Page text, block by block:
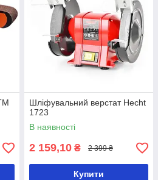
Шліфувальний верстат Hecht
1723
В наявності
2 159,10 ₴ 2 399 ₴
Купити